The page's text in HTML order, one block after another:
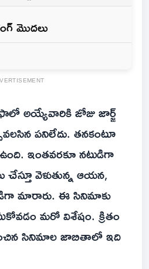
మొదలు
అయ్యేవారికి జోజు జార్జ్
పనిలేదు. తనకంటూ
ఇంతవరకూ నటుడిగా
వెళుతున్న ఆయన,
మారారు. ఈ సినిమాకు
మరో విశేషం. క్రితం
సినిమాల జాబితాలో ఇది